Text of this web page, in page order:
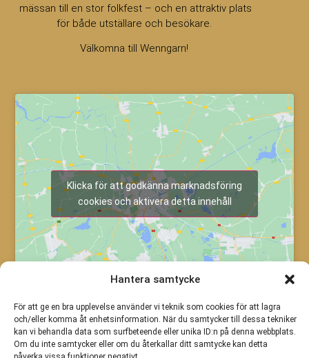
Hantera samtycke
För att ge en bra upplevelse använder vi teknik som cookies för att lagra
och/eller komma åt enhetsinformation. När du samtycker till dessa tekniker
kan vi behandla data som surfbeteende eller unika ID:n på denna webbplats.
Om du inte samtycker eller om du återkallar ditt samtycke kan detta
mässan till en stor folkfest – och en attraktiv plats
för både utställare och besökare.
Välkomna till Wenngarn!
Klicka för att godkänna marknadsföring
cookies och aktivera detta innehåll